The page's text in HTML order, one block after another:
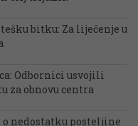
bitku: Za liječenje u
Odbornici usvojili
za obnovu centra
nedostatku posteljine